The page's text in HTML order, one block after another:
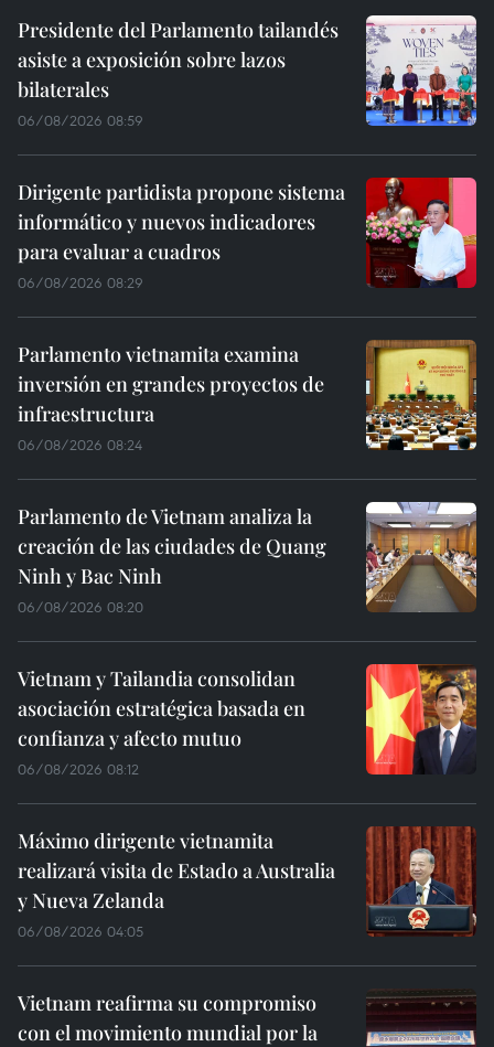
Presidente del Parlamento tailandés
asiste a exposición sobre lazos
bilaterales
06/08/2026 08:59
Dirigente partidista propone sistema
informático y nuevos indicadores
para evaluar a cuadros
06/08/2026 08:29
Parlamento vietnamita examina
inversión en grandes proyectos de
infraestructura
06/08/2026 08:24
Parlamento de Vietnam analiza la
creación de las ciudades de Quang
Ninh y Bac Ninh
06/08/2026 08:20
Vietnam y Tailandia consolidan
asociación estratégica basada en
confianza y afecto mutuo
06/08/2026 08:12
Máximo dirigente vietnamita
realizará visita de Estado a Australia
y Nueva Zelanda
06/08/2026 04:05
Vietnam reafirma su compromiso
con el movimiento mundial por la